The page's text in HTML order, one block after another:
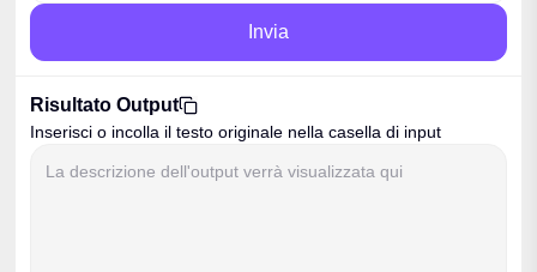
Invia
Risultato Output copia
Inserisci o incolla il testo originale nella casella di input
La descrizione dell'output verrà visualizzata qui